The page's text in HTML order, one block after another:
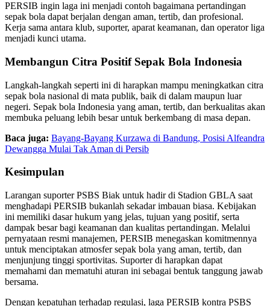
PERSIB ingin laga ini menjadi contoh bagaimana pertandingan
sepak bola dapat berjalan dengan aman, tertib, dan profesional.
Kerja sama antara klub, suporter, aparat keamanan, dan operator liga
menjadi kunci utama.
Membangun Citra Positif Sepak Bola Indonesia
Langkah-langkah seperti ini di harapkan mampu meningkatkan citra
sepak bola nasional di mata publik, baik di dalam maupun luar
negeri. Sepak bola Indonesia yang aman, tertib, dan berkualitas akan
membuka peluang lebih besar untuk berkembang di masa depan.
Baca juga: Bayang-Bayang Kurzawa di Bandung, Posisi Alfeandra
Dewangga Mulai Tak Aman di Persib
Kesimpulan
Larangan suporter PSBS Biak untuk hadir di Stadion GBLA saat
menghadapi PERSIB bukanlah sekadar imbauan biasa. Kebijakan
ini memiliki dasar hukum yang jelas, tujuan yang positif, serta
dampak besar bagi keamanan dan kualitas pertandingan. Melalui
pernyataan resmi manajemen, PERSIB menegaskan komitmennya
untuk menciptakan atmosfer sepak bola yang aman, tertib, dan
menjunjung tinggi sportivitas. Suporter di harapkan dapat
memahami dan mematuhi aturan ini sebagai bentuk tanggung jawab
bersama.
Dengan kepatuhan terhadap regulasi, laga PERSIB kontra PSBS